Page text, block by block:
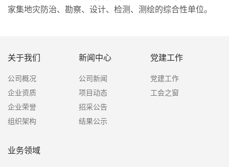
家集地灾防治、勘察、设计、检测、测绘的综合性单位。
关于我们
公司概况
企业资质
企业荣誉
组织架构
新闻中心
公司新闻
项目动态
招采公告
结果公示
党建工作
党建工作
工会之窗
业务领域